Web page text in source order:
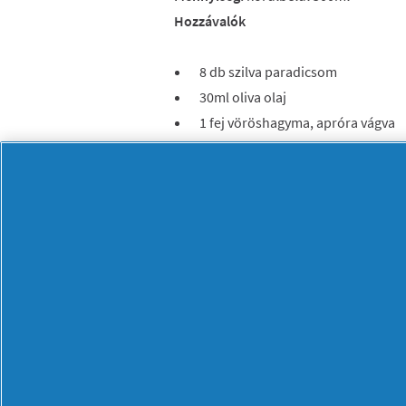
Hozzávalók
8 db szilva paradicsom
30ml oliva olaj
1 fej vöröshagyma, apróra vágva
1 gerezd zúzott fokhagyma